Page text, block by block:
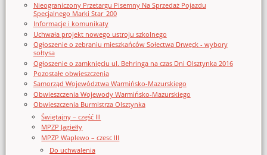
Nieograniczony Przetargu Pisemny Na Sprzedaż Pojazdu
Specjalnego Marki Star_200
Informacje i komunikaty
Uchwała projekt nowego ustroju szkolnego
Ogłoszenie o zebraniu mieszkańców Sołectwa Drwęck - wybory
sołtysa
Ogłoszenie o zamknięciu ul. Behringa na czas Dni Olsztynka 2016
Pozostałe obwieszczenia
Samorząd Województwa Warmińsko-Mazurskiego
Obwieszczenia Wojewody Warmińsko-Mazurskiego
Obwieszczenia Burmistrza Olsztynka
Świętajny – część III
MPZP Jagiełły
MPZP Waplewo – czesc III
Do uchwalenia